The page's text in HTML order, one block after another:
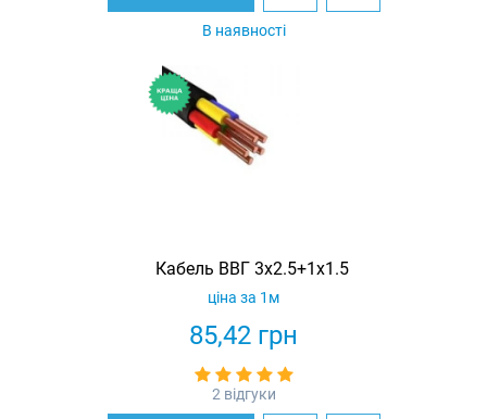
В наявності
Кабель ВВГ 3х2.5+1х1.5
85,42 грн
ціна за 1м
2 відгуки